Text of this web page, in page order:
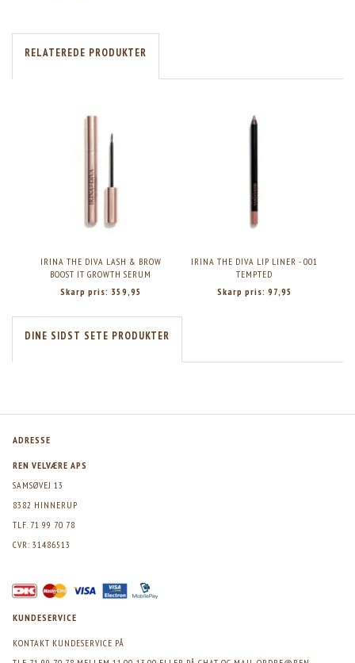
RELATEREDE PRODUKTER
IRINA THE DIVA LASH & BROW
BOOST IT GROWTH SERUM
Skarp pris: 359,95
IRINA THE DIVA LIP LINER - 001
TEMPTED
Skarp pris: 97,95
DINE SIDST SETE PRODUKTER
ADRESSE
REN VELVÆRE APS
SAMSØVEJ 13
8382 HINNERUP
TLF. 71 99 70 78
CVR: 31486513
KUNDESERVICE
KONTAKT KUNDESERVICE PÅ